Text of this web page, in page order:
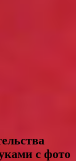
с фото